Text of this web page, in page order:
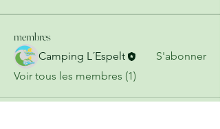
membres
Camping L´Espelt
S'abonner
Voir tous les membres (1)